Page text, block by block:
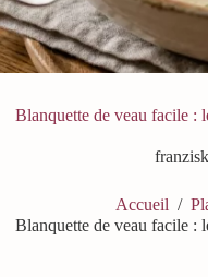
Blanquette de veau facile :
Accueil /
Blanquette de veau facile :